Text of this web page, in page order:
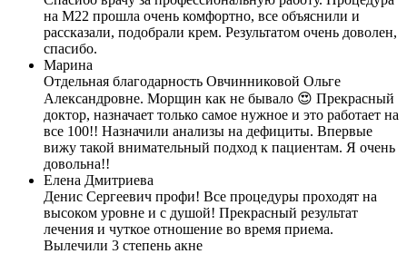
на М22 прошла очень комфортно, все объяснили и
рассказали, подобрали крем. Результатом очень доволен,
спасибо.
Марина
Отдельная благодарность Овчинниковой Ольге
Александровне. Морщин как не бывало 😍 Прекрасный
доктор, назначает только самое нужное и это работает на
все 100!! Назначили анализы на дефициты. Впервые
вижу такой внимательный подход к пациентам. Я очень
довольна!!
Елена Дмитриева
Денис Сергеевич профи! Все процедуры проходят на
высоком уровне и с душой! Прекрасный результат
лечения и чуткое отношение во время приема.
Вылечили 3 степень акне